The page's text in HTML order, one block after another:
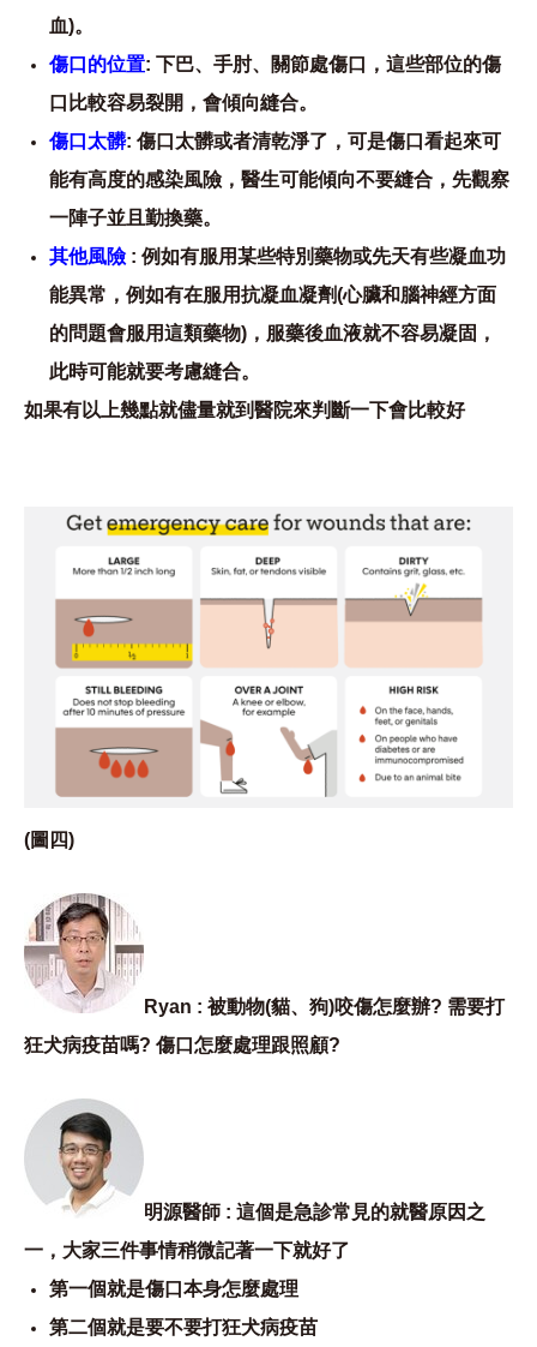
血)。
傷口的位置: 下巴、手肘、關節處傷口，這些部位的傷
口比較容易裂開，會傾向縫合。
傷口太髒: 傷口太髒或者清乾淨了，可是傷口看起來可
能有高度的感染風險，醫生可能傾向不要縫合，先觀察
一陣子並且勤換藥。
其他風險 : 例如有服用某些特別藥物或先天有些凝血功
能異常，例如有在服用抗凝血凝劑(心臟和腦神經方面
的問題會服用這類藥物)，服藥後血液就不容易凝固，
此時可能就要考慮縫合。
如果有以上幾點就儘量就到醫院來判斷一下會比較好
(圖四)
Ryan : 被動物(貓、狗)咬傷怎麼辦? 需要打
狂犬病疫苗嗎? 傷口怎麼處理跟照顧?
明源醫師 : 這個是急診常見的就醫原因之
一，大家三件事情稍微記著一下就好了
第一個就是傷口本身怎麼處理
第二個就是要不要打狂犬病疫苗